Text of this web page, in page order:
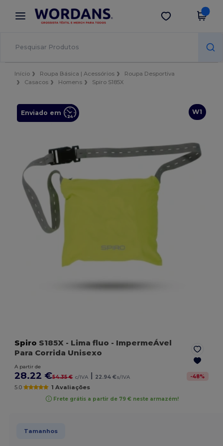
× App Wordans
Melhores preços na app!
Obter app
Início Roupa Básica | Acessórios
Roupa Desportiva
Casacos
Homens Spiro S185X
W1
Enviado em
Spiro S185X - Lima fluo - ImpermeÁvel
Para Corrida Unisexo
A partir de
28.22 €54.35 € c/IVA | 22.94 €s/IVA -48%
5.0 1 Avaliações
Frete grátis a partir de 79 € neste armazém!
Tamanhos